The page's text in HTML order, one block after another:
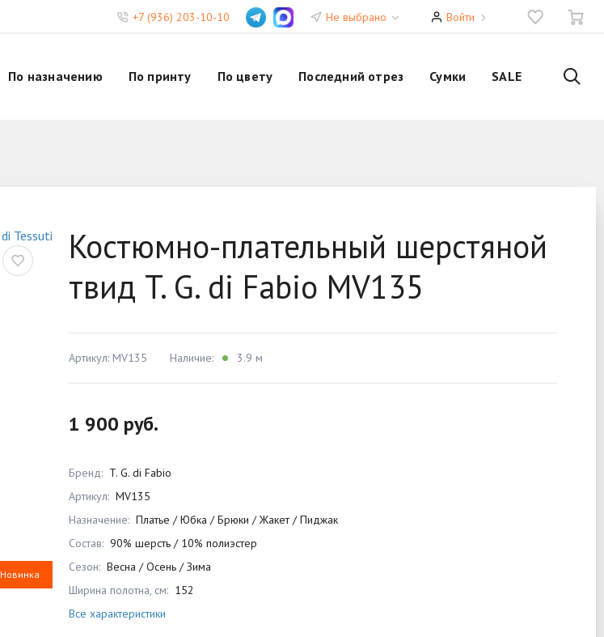
+7 (936) 203-10-10 Не выбрано Войти
По назначению По принту По цвету Последний отрез Сумки SALE
Новинка
Костюмно-плательный шерстяной
твид T. G. di Fabio MV135
Артикул: MV135 Наличие: 3.9 м
1 900 руб.
Бренд: T. G. di Fabio
Артикул: MV135
Назначение: Платье / Юбка / Брюки / Жакет / Пиджак
Состав: 90% шерсть / 10% полиэстер
Сезон: Весна / Осень / Зима
Ширина полотна, см: 152
Все характеристики